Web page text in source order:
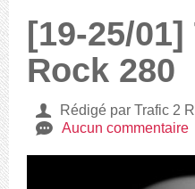
[19-25/
Rock 280
U Rédigé par Trafic 2
e Aucun commentaire